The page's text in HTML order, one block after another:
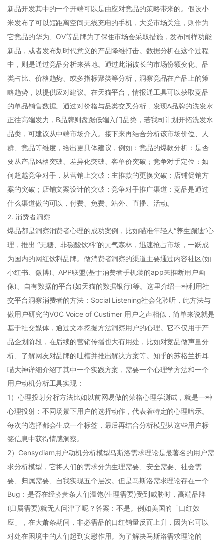
新品开发其中的一个开端可以是由应对竞品的策略带来的。假设小
米发布了可以短距离空间无线充电的手机，大受市场关注，则作为
它竞品的华为、OV等品牌为了保住市场会采取措施，发布同样功能
新品，或者发布划时代意义的产品降维打击。数据分析在这个过程
中，则是通过竞品分析来落地。通过此消彼长的市场份额变化、品
类占比、价格趋势、或多指标聚类等分析，洞察竞品在产品上的策
略趋势，以提供应对建议。在天猫平台，情报通工具可以获取竞品
的单品销售数据。通过对价格与品类交叉分析，发现A品牌的洗发水
正往高端发力，B品牌则盘踞低端入门品类，若我司计划开拓洗发水
品类，可建议从中端市场介入。接下来再结合分析该市场价位、人
群、竞品等维度，给出更具体建议，例如：竞品的爆款分析：是否
要从产品风格突破、差异化突破、客单价突破；竞争对手定位：如
何超越竞争对手，从营销上突破；主推款的更换突破；店铺促销方
案的突破；店铺文案设计的突破；竞争对手推广渠道：竞品是通过
什么渠道做的可以，付费、免费、站外、直播、活动。
2. 消费者洞察
爆品都是洞察消费者心理的成功案例，比如瞄准年轻人“养生蹦迪”心
理，推出 “无糖、非碳酸饮料”的元气森林，迅速抢占市场，一跃成
为国内的网红饮料品牌。做消费者洞察的渠道主要通过内容社区(如
小红书、微博)、APP联盟(基于消费者手机装的app来推断用户画
像)、自有数据的平台(如天猫的数据银行)等。这里介绍一种利用社
交平台洞察消费者的方法：Social Listening社会化聆听，此方法与
做用户研究的VOC Voice of Custimer 用户之声相似，简单来说就是
基于社交媒体，通过文本挖掘方法洞察用户的心理。它不仅用于产
品企划阶段，在后续的营销传播也大有用处，比如对竞品做声量分
析、了解网友对品牌的吐槽并推出解决方案等。知乎的苏格兰折耳
喵大神详细介绍了其中一个实践方案，需要一个心理学方法和一个
用户动机分析工具实现：
1）心理投射分析方法比如以前网易做的荣格心理学测试，就是一种
心理投射：不同场景下用户的选择动作，代表着特定的心理暗示。
每次的选择都会生成一个标签，最后再结合分析模型从这些用户标
签信息中获得情感洞察。
2）Censydiam用户动机分析模型马斯洛需求理论是最著名的用户需
求分析模型，它将人们的需求分为生理需要、安全需要、社会需
要、归属需要、自我实现五个层次。但是马斯洛需求理论存在一个
Bug：是否在经济萧条人们温饱(生理需要)受到威胁时，高端品牌
(归属需要)就无人问津了呢？答案：不是。例如美国的「口红效
应」，在大萧条期间，非必需品的口红销量反而上升，因为它可以
对处在困境中的人们起到安慰作用。为了解决马斯洛需求理论的